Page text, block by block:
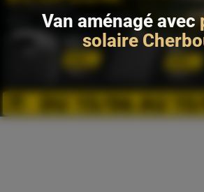
Van aménagé avec
solaire